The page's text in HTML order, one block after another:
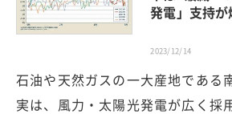
発電」支持
2023/12/14
石油や天然ガスの一大産地である
実は、風力・太陽光発電が広く採